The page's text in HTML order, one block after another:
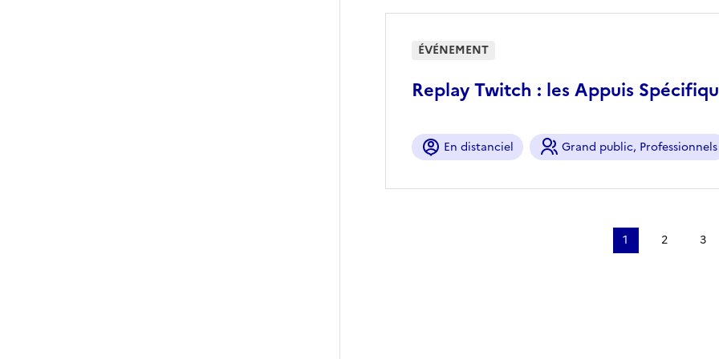
Replay Twitch : les Appuis
ÉVÉNEMENT
En distanciel Grand public, Professionnels
1Page 1 2
Page 2 3